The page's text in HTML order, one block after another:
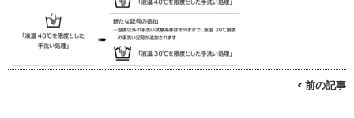
< 前の記事